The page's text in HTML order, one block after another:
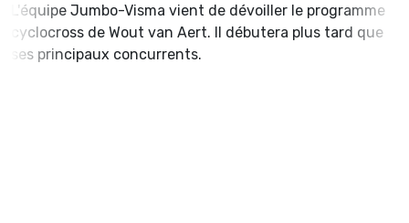
L'équipe Jumbo-Visma vient de dévoiller le programme
cyclocross de Wout van Aert. Il débutera plus tard que
ses principaux concurrents.